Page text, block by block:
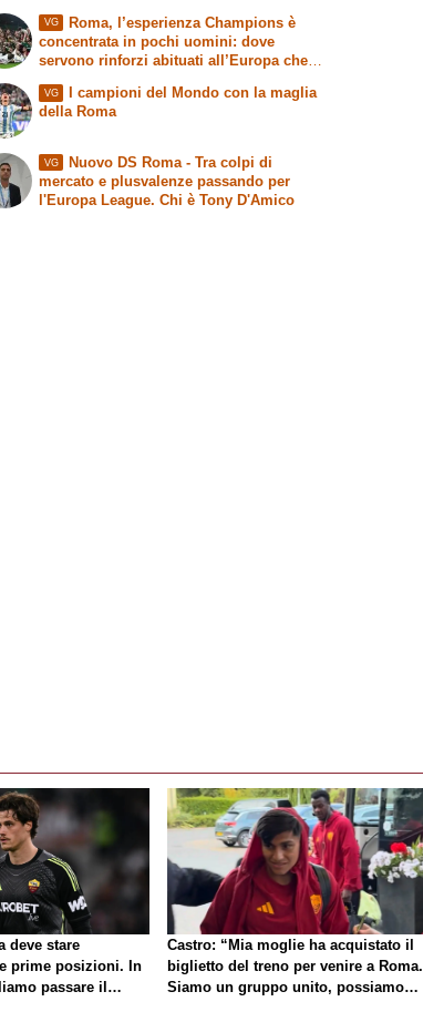
VG
Roma, l’esperienza Champions è
concentrata in pochi uomini: dove
servono rinforzi abituati all’Europa che
VG
I campioni del Mondo con la maglia
della Roma
VG
Nuovo DS Roma - Tra colpi di
mercato e plusvalenze passando per
l'Europa League. Chi è Tony D'Amico
deve stare
prime posizioni. In
passare il
Castro: “Mia moglie ha acquistato il
biglietto del treno per venire a Roma.
Siamo un gruppo unito, possiamo